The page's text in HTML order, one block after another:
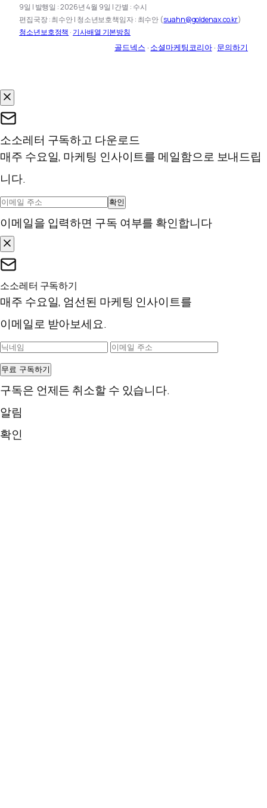
9일 | 발행일 : 2026년 4월 9일 | 간별 : 수시
편집국장 : 최수안 | 청소년보호책임자 : 최수안 (suahn@goldenax.co.kr)
청소년보호정책 · 기사배열 기본방침
골드넥스 · 소셜마케팅코리아· 문의하기
소소레터 구독하고 다운로드
매주 수요일, 마케팅 인사이트를 메일함으로 보내드립
니다.
확인
이메일을 입력하면 구독 여부를 확인합니다
소소레터 구독하기
매주 수요일, 엄선된 마케팅 인사이트를
이메일로 받아보세요.
무료 구독하기
구독은 언제든 취소할 수 있습니다.
알림
확인